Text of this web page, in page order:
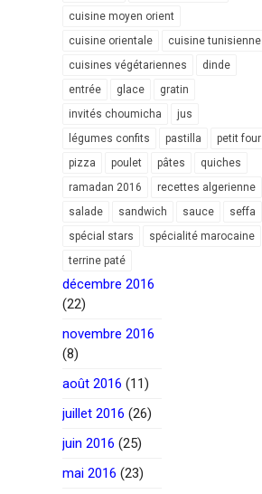
cuisine moyen orient
cuisine orientale
cuisine tunisienne
cuisines végétariennes
dinde
entrée
glace
gratin
invités choumicha
jus
légumes confits
pastilla
petit four
pizza
poulet pâtes
quiches
ramadan 2016
recettes algerienne
salade
sandwich sauce
seffa
spécial stars
spécialité marocaine
terrine paté
décembre 2016
(22)
novembre 2016
(8)
août 2016 (11)
juillet 2016 (26)
juin 2016 (25)
mai 2016 (23)